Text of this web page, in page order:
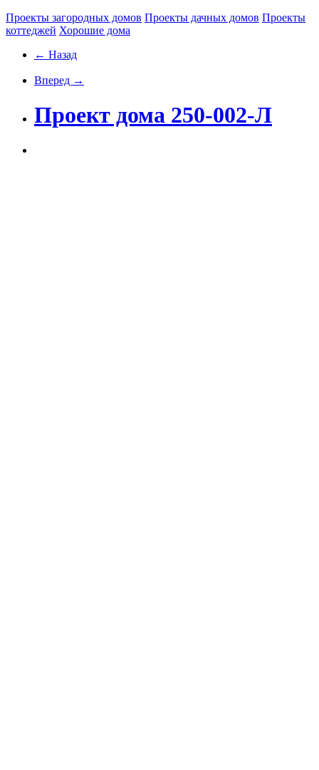
Проекты загородных домов Проекты дачных домов Проекты
коттеджей Хорошие дома
← Назад
Вперед →
Проект дома 250-002-Л